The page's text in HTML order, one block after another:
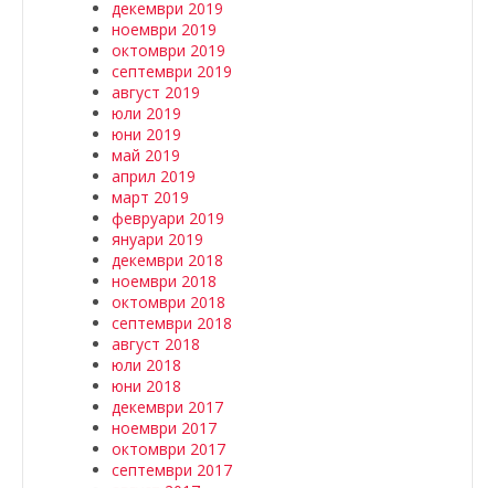
декември 2019
ноември 2019
октомври 2019
септември 2019
август 2019
юли 2019
юни 2019
май 2019
април 2019
март 2019
февруари 2019
януари 2019
декември 2018
ноември 2018
октомври 2018
септември 2018
август 2018
юли 2018
юни 2018
декември 2017
ноември 2017
октомври 2017
септември 2017